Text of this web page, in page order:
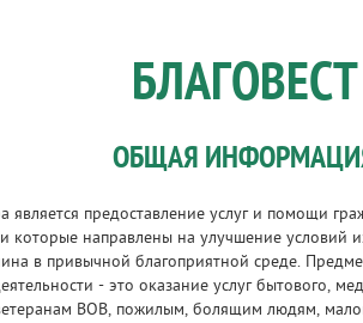
БЛАГОВЕСТ
ОБЩАЯ
предоставление услуг и помощи
направлены на улучшение условий
в привычной благоприятной среде.
- это оказание услуг бытового,
ветеранам ВОВ, пожилым, болящим людям,